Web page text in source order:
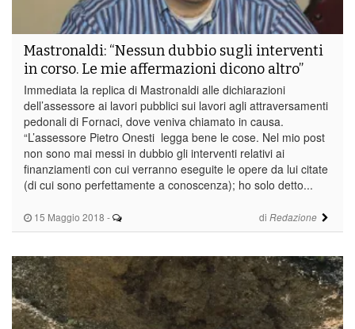
15 Maggio 2018 - di Redazione
Mastronaldi: “Nessun dubbio sugli interventi
in corso. Le mie affermazioni dicono altro”
Immediata la replica di Mastronaldi alle dichiarazioni
dell’assessore ai lavori pubblici sui lavori agli attraversamenti
pedonali di Fornaci, dove veniva chiamato in causa.
“L’assessore Pietro Onesti legga bene le cose. Nel mio post
non sono mai messi in dubbio gli interventi relativi ai
finanziamenti con cui verranno eseguite le opere da lui citate
(di cui sono perfettamente a conoscenza); ho solo detto...